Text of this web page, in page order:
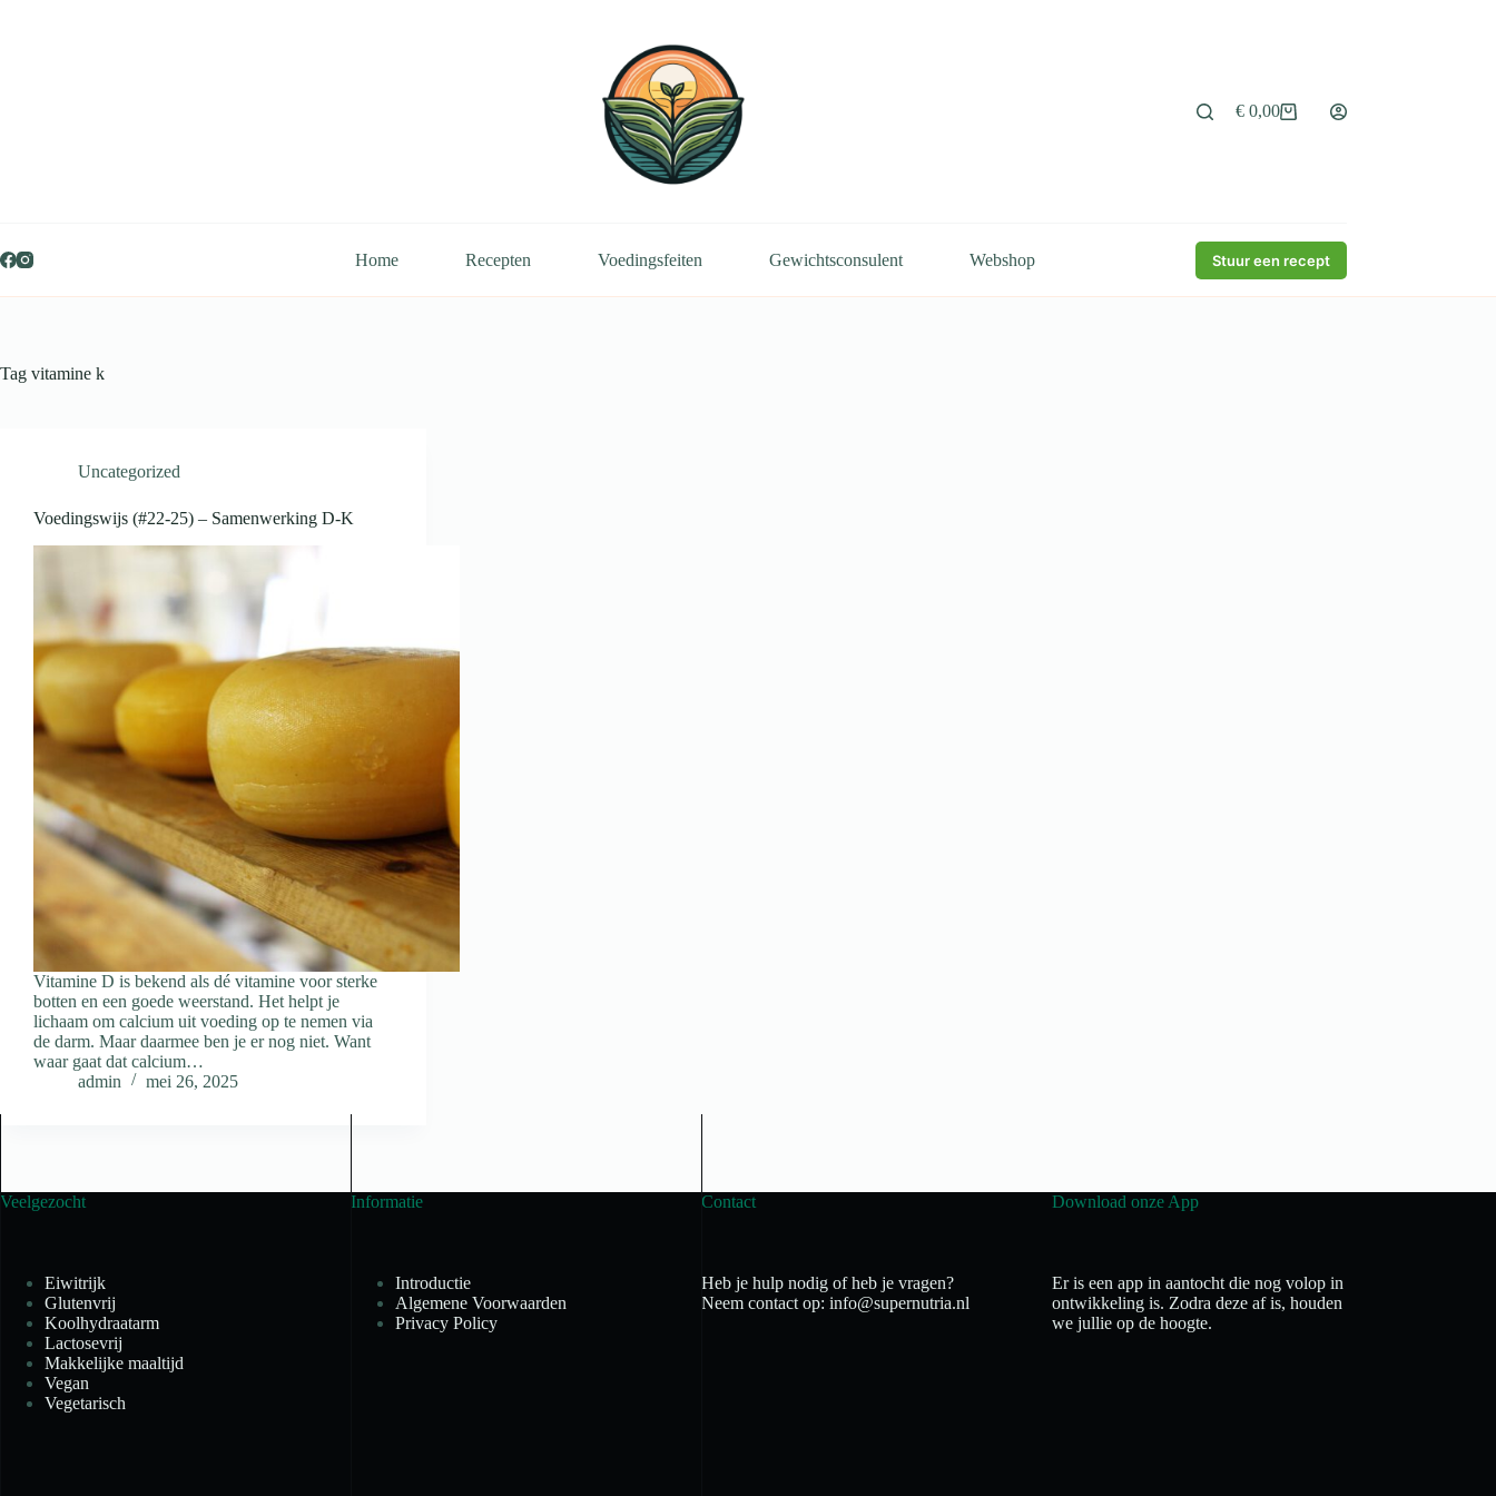
Winkelwagen
€0,00
Home Recepten Voedingsfeiten Gewichtsconsulent Webshop Stuur een recept
Tag vitamine k
Uncategorized
Voedingswijs (#22-25) – Samenwerking D-K
Vitamine D is bekend als dé vitamine voor sterke
botten en een goede weerstand. Het helpt je
lichaam om calcium uit voeding op te nemen via
de darm. Maar daarmee ben je er nog niet. Want
waar gaat dat calcium…
admin
mei 26, 2025
Veelgezocht
Eiwitrijk
Glutenvrij
Koolhydraatarm
Lactosevrij
Makkelijke maaltijd
Vegan
Vegetarisch
Informatie
Introductie
Algemene Voorwaarden
Privacy Policy
Contact
Heb je hulp nodig of heb je vragen?
Neem contact op: info@supernutria.nl
Download onze App
Er is een app in aantocht die nog volop in
ontwikkeling is. Zodra deze af is, houden
we jullie op de hoogte.